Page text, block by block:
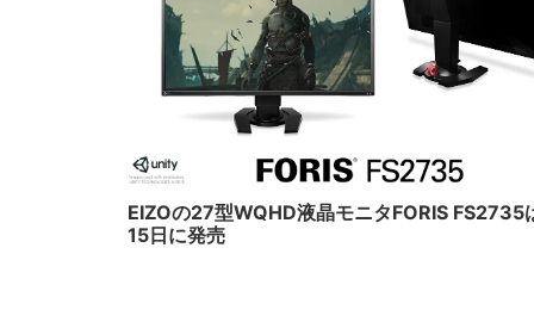
EIZOの27型WQHD液晶モニタFORIS FS2735
15日に発売